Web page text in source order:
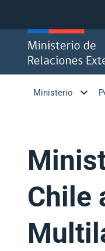
Ministerio
Chile